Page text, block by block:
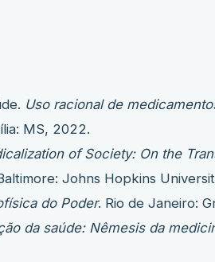
Uso racional de
MS, 2022.
of Society: On the
Johns Hopkins
do Poder. Rio de Janeiro:
da saúde: Nêmesis da